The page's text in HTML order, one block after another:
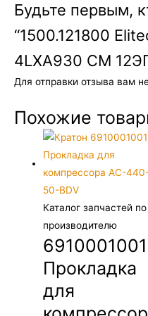
Будьте первым,
“1500.121800
4LXA930 СМ
Для отправки отзыва вам
Похожие
Каталог запчастей по
производителю
Прокладка
для